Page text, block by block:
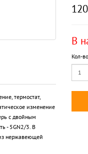
В
Кол-во
термостат,
изменение
с двойным
- 5GN2/3. В
нержавеющей